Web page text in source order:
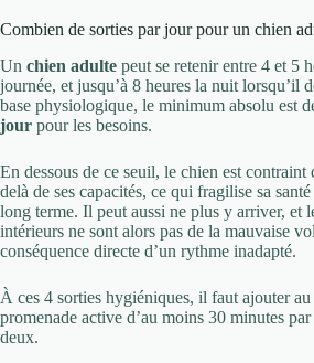
Combien de sorties par jour pour un chien
Un chien adulte peut se retenir entre 4 et 5
journée, et jusqu’à 8 heures la nuit lorsqu’il
base physiologique, le minimum absolu est
jour pour les besoins.
En dessous de ce seuil, le chien est contraint
delà de ses capacités, ce qui fragilise sa
long terme. Il peut aussi ne plus y arriver, et
intérieurs ne sont alors pas de la mauvaise
conséquence directe d’un rythme inadapté.
À ces 4 sorties hygiéniques, il faut ajouter
promenade active d’au moins 30 minutes
deux.